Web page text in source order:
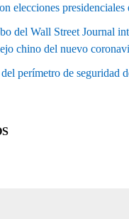
elecciones presidenciales
del Wall Street Journal
chino del nuevo
perímetro de seguridad